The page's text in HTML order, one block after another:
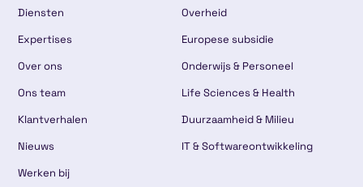
Diensten
Expertises
Over ons
Ons team
Klantverhalen
Nieuws
Werken bij
Overheid
Europese subsidie
Onderwijs & Personeel
Life Sciences & Health
Duurzaamheid & Milieu
IT & Softwareontwikkeling